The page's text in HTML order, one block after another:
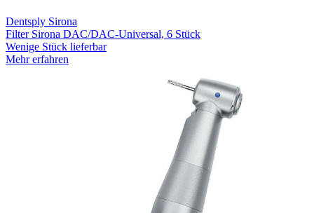
Dentsply Sirona
Filter Sirona DAC/DAC-Universal, 6 Stück
Wenige Stück lieferbar
Mehr erfahren